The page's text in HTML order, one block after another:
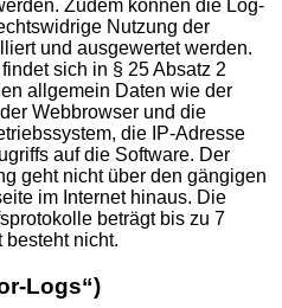
Zudem können die Log-
Nutzung der
und ausgewertet werden.
sich in § 25 Absatz 2
allgemein Daten wie der
Webbrowser und die
die IP-Adresse
auf die Software. Der
geht nicht über den gängigen
im Internet hinaus. Die
beträgt bis zu 7
besteht nicht.
Logs“)